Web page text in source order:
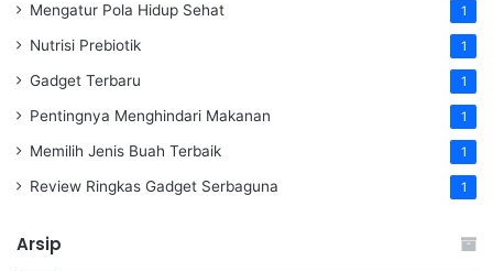
Mengatur Pola Hidup Sehat 1
Nutrisi Prebiotik 1
Gadget Terbaru 1
Pentingnya Menghindari Makanan 1
Memilih Jenis Buah Terbaik 1
Review Ringkas Gadget Serbaguna 1
Arsip